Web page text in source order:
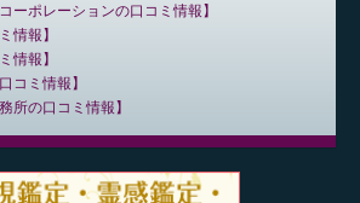
ーポレーションの口コミ情報
情報
情報
コミ情報
所の口コミ情報